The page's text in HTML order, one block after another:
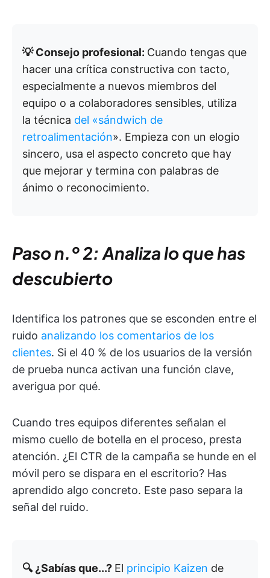
💡 Consejo profesional: Cuando tengas que
hacer una crítica constructiva con tacto,
especialmente a nuevos miembros del
equipo o a colaboradores sensibles, utiliza
la técnica del «sándwich de
retroalimentación». Empieza con un elogio
sincero, usa el aspecto concreto que hay
que mejorar y termina con palabras de
ánimo o reconocimiento.
Paso n.º 2: Analiza lo que has
descubierto
Identifica los patrones que se esconden entre el
ruido analizando los comentarios de los
clientes. Si el 40 % de los usuarios de la versión
de prueba nunca activan una función clave,
averigua por qué.
Cuando tres equipos diferentes señalan el
mismo cuello de botella en el proceso, presta
atención. ¿El CTR de la campaña se hunde en el
móvil pero se dispara en el escritorio? Has
aprendido algo concreto. Este paso separa la
señal del ruido.
🔍 ¿Sabías que...? El principio Kaizen de